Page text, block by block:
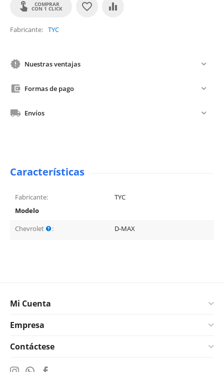
COMPRAR
CON 1 CLICK
Fabricante TYC
Nuestras ventajas
Formas de pago
Envíos
Características
Fabricante:
TYC
Modelo
Chevrolet
: D-MAX
Mi Cuenta
Empresa
Contáctese